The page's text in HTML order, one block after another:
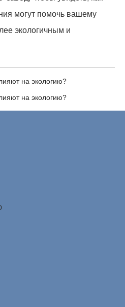
могут помочь вашему
экологичным и
на экологию?
на экологию?